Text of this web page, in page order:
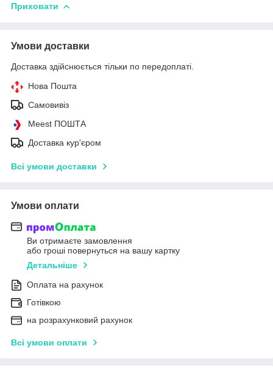
Приховати
Умови доставки
Доставка здійснюється тільки по передоплаті.
Нова Пошта
Самовивіз
Meest ПОШТА
Доставка кур'єром
Всі умови доставки
Умови оплати
Ви отримаєте замовлення
або гроші повернуться на вашу картку
Детальніше
Оплата на рахунок
Готівкою
на розрахунковий рахунок
Всі умови оплати